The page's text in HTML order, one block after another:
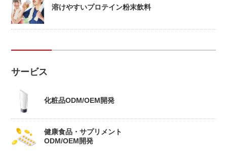
溶けやすいプロテイン粉末飲料
サービス
化粧品ODM/OEM開発
健康食品・サプリメント
ODM/OEM開発